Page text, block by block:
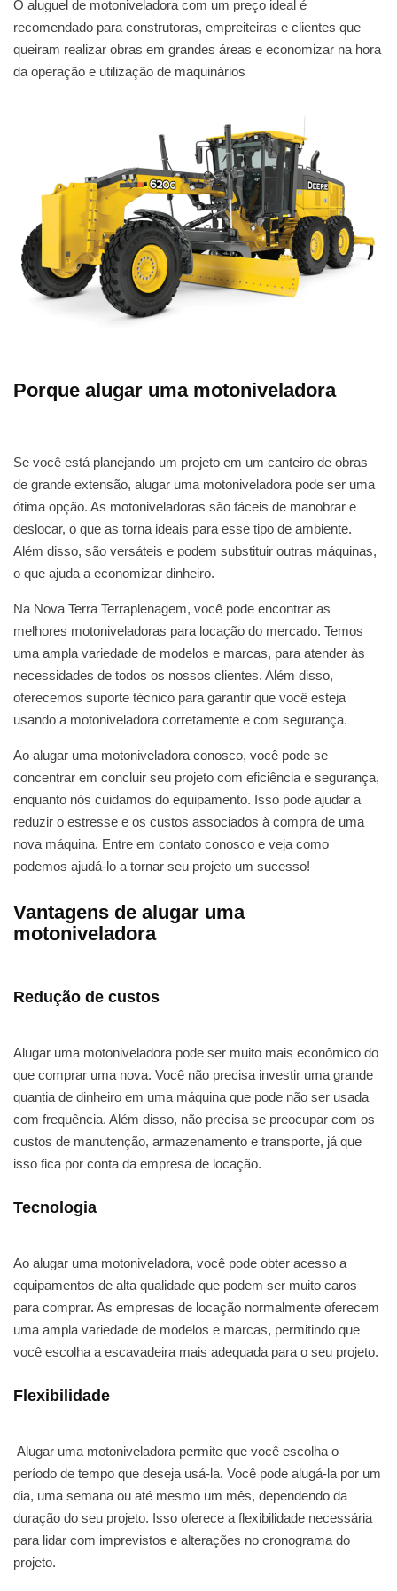
O aluguel de motoniveladora com um preço ideal é
recomendado para construtoras, empreiteiras e clientes que
queiram realizar obras em grandes áreas e economizar na hora
da operação e utilização de maquinários
Porque alugar uma motoniveladora
Se você está planejando um projeto em um canteiro de obras
de grande extensão, alugar uma motoniveladora pode ser uma
ótima opção. As motoniveladoras são fáceis de manobrar e
deslocar, o que as torna ideais para esse tipo de ambiente.
Além disso, são versáteis e podem substituir outras máquinas,
o que ajuda a economizar dinheiro.
Na Nova Terra Terraplenagem, você pode encontrar as
melhores motoniveladoras para locação do mercado. Temos
uma ampla variedade de modelos e marcas, para atender às
necessidades de todos os nossos clientes. Além disso,
oferecemos suporte técnico para garantir que você esteja
usando a motoniveladora corretamente e com segurança.
Ao alugar uma motoniveladora conosco, você pode se
concentrar em concluir seu projeto com eficiência e segurança,
enquanto nós cuidamos do equipamento. Isso pode ajudar a
reduzir o estresse e os custos associados à compra de uma
nova máquina. Entre em contato conosco e veja como
podemos ajudá-lo a tornar seu projeto um sucesso!
Vantagens de alugar uma
motoniveladora
Redução de custos
Alugar uma motoniveladora pode ser muito mais econômico do
que comprar uma nova. Você não precisa investir uma grande
quantia de dinheiro em uma máquina que pode não ser usada
com frequência. Além disso, não precisa se preocupar com os
custos de manutenção, armazenamento e transporte, já que
isso fica por conta da empresa de locação.
Tecnologia
Ao alugar uma motoniveladora, você pode obter acesso a
equipamentos de alta qualidade que podem ser muito caros
para comprar. As empresas de locação normalmente oferecem
uma ampla variedade de modelos e marcas, permitindo que
você escolha a escavadeira mais adequada para o seu projeto.
Flexibilidade
Alugar uma motoniveladora permite que você escolha o
período de tempo que deseja usá-la. Você pode alugá-la por um
dia, uma semana ou até mesmo um mês, dependendo da
duração do seu projeto. Isso oferece a flexibilidade necessária
para lidar com imprevistos e alterações no cronograma do
projeto.